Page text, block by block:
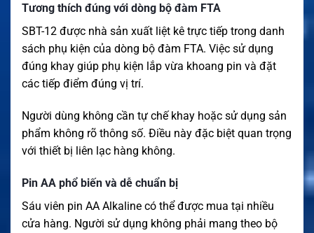
Tương thích đúng với dòng bộ đàm FTA
SBT-12 được nhà sản xuất liệt kê trực tiếp trong danh
sách phụ kiện của dòng bộ đàm FTA. Việc sử dụng
đúng khay giúp phụ kiện lắp vừa khoang pin và đặt
các tiếp điểm đúng vị trí.
Người dùng không cần tự chế khay hoặc sử dụng sản
phẩm không rõ thông số. Điều này đặc biệt quan trọng
với thiết bị liên lạc hàng không.
Pin AA phổ biến và dễ chuẩn bị
Sáu viên pin AA Alkaline có thể được mua tại nhiều
cửa hàng. Người sử dụng không phải mang theo bộ